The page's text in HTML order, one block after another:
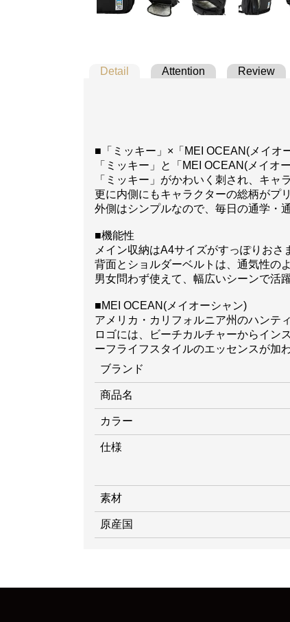
Detail Attention Review
■「ミッキー」×「MEI OCEAN(メイオ
「ミッキー」と「MEI OCEAN(メイオ
「ミッキー」がかわいく刺され、キャ
更に内側にもキャラクターの総柄がプ
外側はシンプルなので、毎日の通学・
■機能性
メイン収納はA4サイズがすっぽりお
背面とショルダーベルトは、通気性の
男女問わず使えて、幅広いシーンで活
■MEI OCEAN(メイオーシャン)
アメリカ・カリフォルニア州のハンテ
ロゴには、ビーチカルチャーからイン
ーフライフスタイルのエッセンスが加
ブランド
商品名
カラー
仕様
素材
原産国